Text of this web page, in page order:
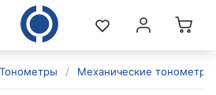
Тонометры / Механические тонометры